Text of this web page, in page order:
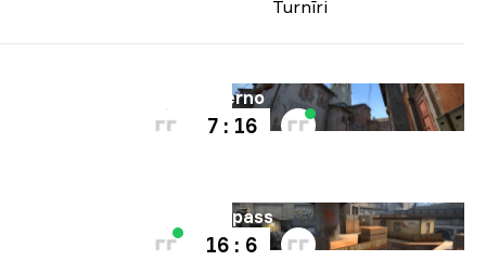
Turnīri
Inferno
7 : 16
Overpass
16 : 6